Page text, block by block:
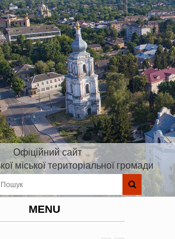
Офіційний сайт
міської територіальної громади
MENU